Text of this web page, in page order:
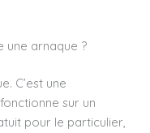
une arnaque ?
C’est une
sur un
pour le particulier,